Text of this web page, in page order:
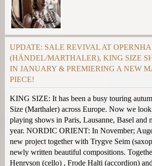
UPDATE: SALE REVIVAL AT
(HÄNDEL/MARTHALER), KING SIZE
IN JANUARY & PREMIERING A NEW
PIECE!
KING SIZE: It has been a busy touring
Size (Marthaler) across Europe. Now we
playing shows in Paris, Lausanne, Basel and
year. NORDIC ORIENT: In November;
new project together with Trygve Seim
newly written beautiful compositions.
Henryson (cello) , Frode Halti (accordion)